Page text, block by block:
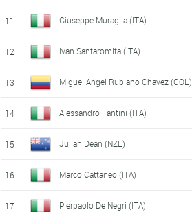
11 Giuseppe Muraglia (ITA)
12 Ivan Santaromita (ITA)
13 Miguel Angel Rubiano Chavez (COL)
14 Alessandro Fantini (ITA)
15 Julian Dean (NZL)
16 Marco Cattaneo (ITA)
17 Pierpaolo De Negri (ITA)